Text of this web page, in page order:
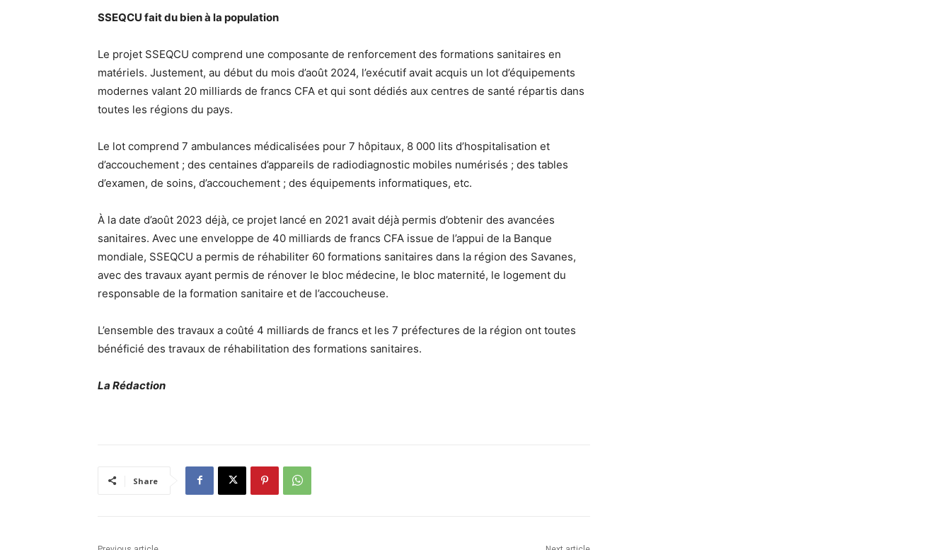
SSEQCU fait du bien à la population
Le projet SSEQCU comprend une composante de renforcement des formations sanitaires en
matériels. Justement, au début du mois d’août 2024, l’exécutif avait acquis un lot d’équipements
modernes valant 20 milliards de francs CFA et qui sont dédiés aux centres de santé répartis dans
toutes les régions du pays.
Le lot comprend 7 ambulances médicalisées pour 7 hôpitaux, 8 000 lits d’hospitalisation et
d’accouchement ; des centaines d’appareils de radiodiagnostic mobiles numérisés ; des tables
d’examen, de soins, d’accouchement ; des équipements informatiques, etc.
À la date d’août 2023 déjà, ce projet lancé en 2021 avait déjà permis d’obtenir des avancées
sanitaires. Avec une enveloppe de 40 milliards de francs CFA issue de l’appui de la Banque
mondiale, SSEQCU a permis de réhabiliter 60 formations sanitaires dans la région des Savanes,
avec des travaux ayant permis de rénover le bloc médecine, le bloc maternité, le logement du
responsable de la formation sanitaire et de l’accoucheuse.
L’ensemble des travaux a coûté 4 milliards de francs et les 7 préfectures de la région ont toutes
bénéficié des travaux de réhabilitation des formations sanitaires.
La Rédaction
Share